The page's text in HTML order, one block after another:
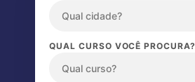
QUAL CURSO VOCÊ PROCURA?